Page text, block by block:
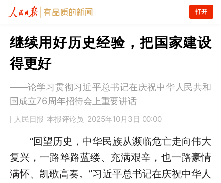
打开
继续用好历史经验，把国家建设
得更好
——论学习贯彻习近平总书记在庆祝中华人民共和
国成立76周年招待会上重要讲话
人民日报 本报评论员 2025年10月3日 00:00
“回望历史，中华民族从濒临危亡走向伟大
复兴，一路筚路蓝缕、充满艰辛，也一路豪情
满怀、凯歌高奏。”习近平总书记在庆祝中华人